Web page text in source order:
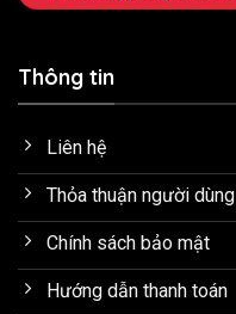
Thông tin
Liên hệ
Thỏa thuận người dùng
Chính sách bảo mật
Hướng dẫn thanh toán